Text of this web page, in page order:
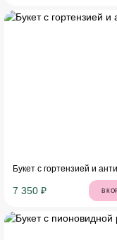
Букет с гортензией и
7 350 ₽ В